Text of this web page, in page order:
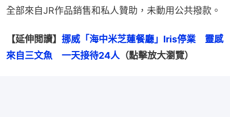
全部來自JR作品銷售和私人贊助，未動用公共撥款。
【延伸閲讀】 挪威「海中米芝蓮餐廳」Iris停業　靈感
來自三文魚　一天接待24人 （點擊放大瀏覽）